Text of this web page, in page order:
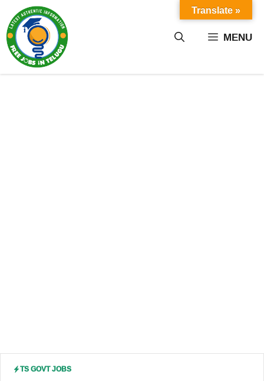
content MENU
TS GOVT JOBS
Translate »